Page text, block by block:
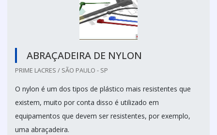
ABRAÇADEIRA DE NYLON
PRIME LACRES / SÃO PAULO - SP
O nylon é um dos tipos de plástico mais resistentes que
existem, muito por conta disso é utilizado em
equipamentos que devem ser resistentes, por exemplo,
uma abraçadeira.